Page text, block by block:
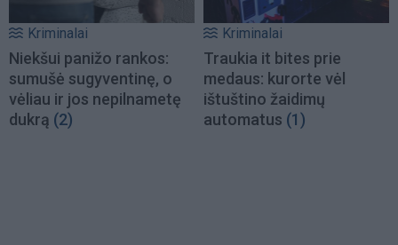
Kriminalai
Niekšui panižo rankos:
sumušė sugyventinę, o
vėliau ir jos nepilnametę
dukrą (2)
Kriminalai
Traukia it bites prie
medaus: kurorte vėl
ištuštino žaidimų
automatus (1)